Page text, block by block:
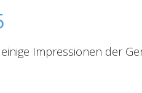
Impressionen der